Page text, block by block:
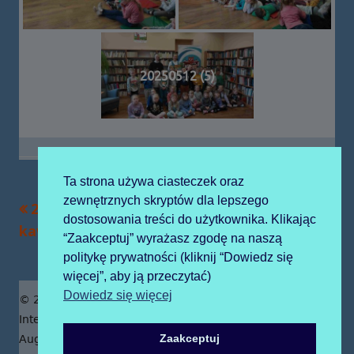
20250512 (5)
Nawigacja
wpisu
Poprzedni
artykół
2025-05-07
kawiarenka
Następny
artykół:
2025-05-15 kraków
Zawartość
stopki
© 2019 Publiczne Przedszkole z Oddziałami
Integracyjnymi prowadzone przez Zgromadzenie Sióstr
Augustianek
Ta strona używa ciasteczek oraz
zewnętrznych skryptów dla lepszego
dostosowania treści do użytkownika. Klikając
“Zaakceptuj” wyrażasz zgodę na naszą
politykę prywatności (kliknij “Dowiedz się
więcej”, aby ją przeczytać)
Dowiedz się więcej
Zaakceptuj